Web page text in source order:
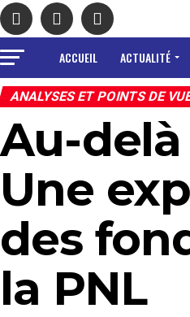
ACCUEIL ACTUALITÉ
ANALYSES ET POINTS DE
Au-
Une
des
la PNL